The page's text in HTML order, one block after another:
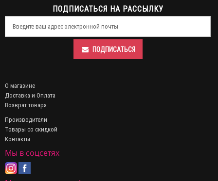
ПОДПИСАТЬСЯ НА РАССЫЛКУ
ПОДПИСАТЬСЯ
О магазине
Доставка и Оплата
Возврат товара
Производители
Товары со скидкой
Контакты
Мы в соцсетях